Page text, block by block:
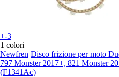
+-3
1 colori
Newfren Disco frizione per moto
797 Monster 2017+, 821 Monster
(F1341Ac)